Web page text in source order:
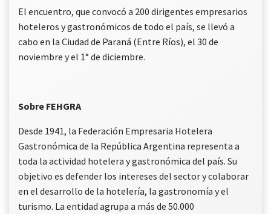
El encuentro, que convocó a 200 dirigentes empresarios
hoteleros y gastronómicos de todo el país, se llevó a
cabo en la Ciudad de Paraná (Entre Ríos), el 30 de
noviembre y el 1° de diciembre.
Sobre FEHGRA
Desde 1941, la Federación Empresaria Hotelera
Gastronómica de la República Argentina representa a
toda la actividad hotelera y gastronómica del país. Su
objetivo es defender los intereses del sector y colaborar
en el desarrollo de la hotelería, la gastronomía y el
turismo. La entidad agrupa a más de 50.000